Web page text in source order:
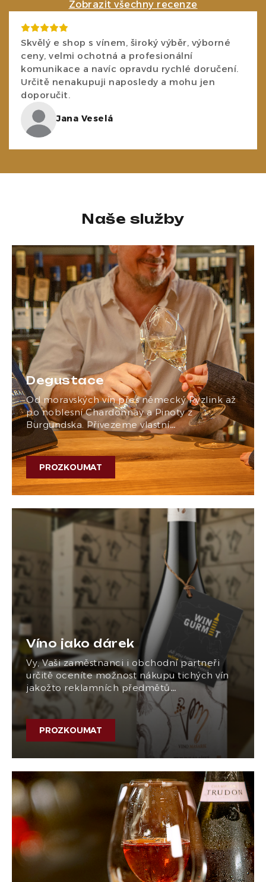
Zobrazit všechny recenze
Skvělý e shop s vínem, široký výběr, výborné
ceny, velmi ochotná a profesionální
komunikace a navíc opravdu rychlé doručení.
Určitě nenakupuji naposledy a mohu jen
doporučit.
Jana Veselá
Naše služby
Degustace
Od moravských vín přes německý Ryzlink až
po noblesní Chardonnay a Pinoty z
Burgundska. Přivezeme vlastní…
PROZKOUMAT
Víno jako dárek
Vy, Vaši zaměstnanci i obchodní partneři
určitě oceníte možnost nákupu tichých vín
jakožto reklamních předmětů…
PROZKOUMAT